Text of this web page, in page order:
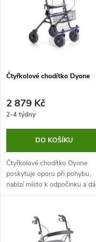
p
r
o
d
u
s
p
r
d
u
Čtyřkolové chodítko Dyone
2 879 Kč
2-4 týdny
DO KOŠÍKU
Čtyřkolové chodítko Dyone
poskytuje oporu při pohybu,
nabízí místo k odpočinku a dá
se i snadno a rychle složit.
velmi příznivou cenou a řadí